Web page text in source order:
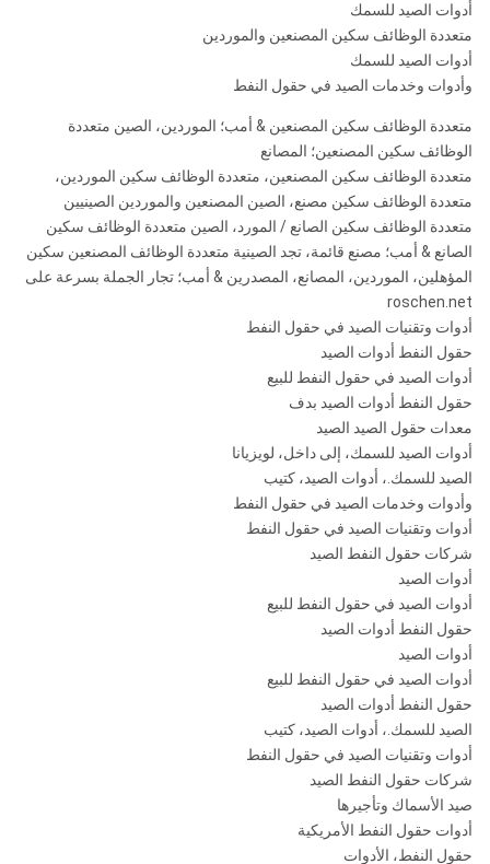
أدوات الصيد للسمك
متعددة الوظائف سكين المصنعين والموردين
أدوات الصيد للسمك
وأدوات وخدمات الصيد في حقول النفط
متعددة الوظائف سكين المصنعين & أمب؛ الموردين، الصين متعددة
الوظائف سكين المصنعين؛ المصانع
متعددة الوظائف سكين المصنعين، متعددة الوظائف سكين الموردين،
متعددة الوظائف سكين مصنع، الصين المصنعين والموردين الصينيين
متعددة الوظائف سكين الصانع / المورد، الصين متعددة الوظائف سكين
الصانع & أمب؛ مصنع قائمة، تجد الصينية متعددة الوظائف المصنعين سكين
المؤهلين، الموردين، المصانع، المصدرين & أمب؛ تجار الجملة بسرعة على
roschen.net
أدوات وتقنيات الصيد في حقول النفط
حقول النفط أدوات الصيد
أدوات الصيد في حقول النفط للبيع
حقول النفط أدوات الصيد بدف
معدات حقول الصيد الصيد
أدوات الصيد للسمك، إلى داخل، لويزيانا
الصيد للسمك.، أدوات الصيد، كتيب
وأدوات وخدمات الصيد في حقول النفط
أدوات وتقنيات الصيد في حقول النفط
شركات حقول النفط الصيد
أدوات الصيد
أدوات الصيد في حقول النفط للبيع
حقول النفط أدوات الصيد
أدوات الصيد
أدوات الصيد في حقول النفط للبيع
حقول النفط أدوات الصيد
الصيد للسمك.، أدوات الصيد، كتيب
أدوات وتقنيات الصيد في حقول النفط
شركات حقول النفط الصيد
صيد الأسماك وتأجيرها
أدوات حقول النفط الأمريكية
حقول النفط، الأدوات